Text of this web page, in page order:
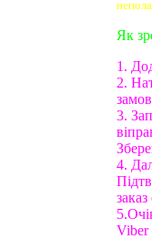
Як
1.
2.
3.
4.
Viber